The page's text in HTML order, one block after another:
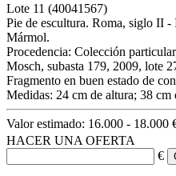
Lote 11 (40041567)
Pie de escultura. Roma, siglo II
Mármol.
Procedencia: Colección
Mosch, subasta 179, 2009, lote
Fragmento en buen estado de
Medidas: 24 cm de altura; 38 cm
Valor estimado: 16.000 - 18.000
HACER UNA OFERTA
€